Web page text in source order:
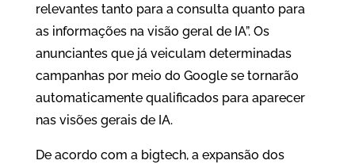
relevantes tanto para a consulta quanto para
as informações na visão geral de IA”. Os
anunciantes que já veiculam determinadas
campanhas por meio do Google se tornarão
automaticamente qualificados para aparecer
nas visões gerais de IA.
De acordo com a bigtech, a expansão dos